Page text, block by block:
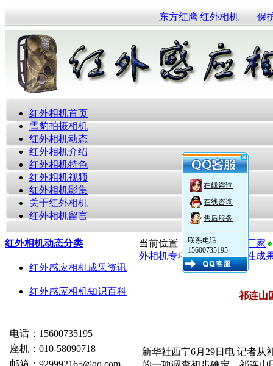
东方红鹰|红外相机 保
红外相机首页
雪豹拍摄相机
红外相机动态
红外相机介绍
红外相机特色
红外相机视频
红外相机影集
关于红外相机
红外相机留言
红外相机动态分类
红外感应相机成果资讯
红外感应相机知识百科
电话：15600735195
座机：010-58090718
邮箱：929992165@qq.com
当前位置： 红外感应相机厂家
外相机专项调查取得阶段性成
祁连山
新华社西宁6月29日电 记者从
在线咨询
在线咨询
售后服务
联系电话
15600735195